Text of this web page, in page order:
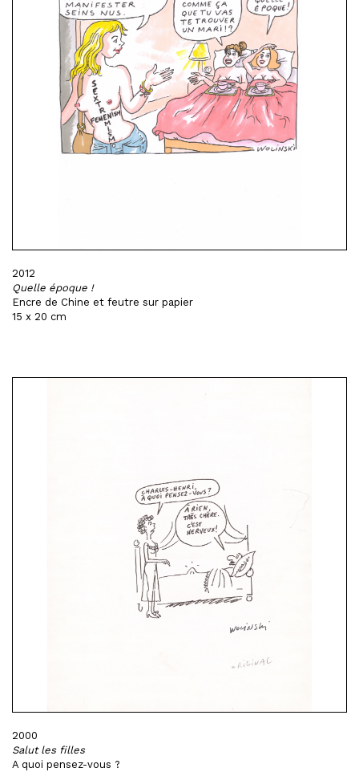
2012
Quelle époque !
Encre de Chine et feutre sur papier
15 x 20 cm
2000
Salut les filles
A quoi pensez-vous ?